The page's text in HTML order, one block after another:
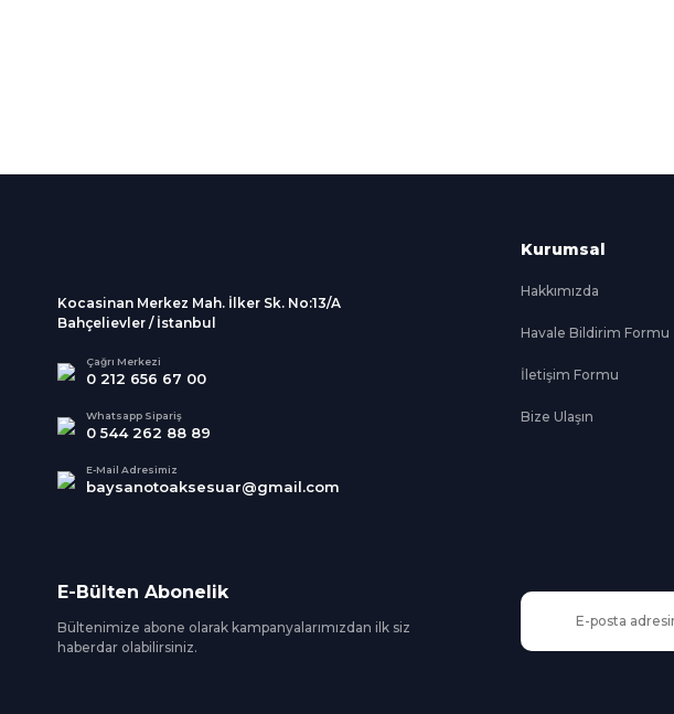
Kocasinan Merkez Mah. İlker Sk. No:13/A
Bahçelievler / İstanbul
Çağrı Merkezi
0 212 656 67 00
Whatsapp Sipariş
0 544 262 88 89
E-Mail Adresimiz
baysanotoaksesuar@gmail.com
Kurumsal
Hakkımızda
Havale Bildirim Formu
İletişim Formu
Bize Ulaşın
E-Bülten Abonelik
Bültenimize abone olarak kampanyalarımızdan ilk siz
haberdar olabilirsiniz.